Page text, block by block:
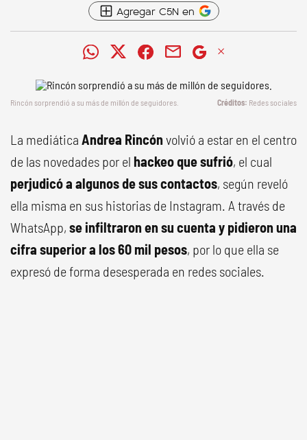
Agregar C5N en
Rincón sorprendió a su más de millón de seguidores. Redes sociales
La mediática Andrea Rincón volvió a estar en el centro
de las novedades por el hackeo que sufrió, el cual
perjudicó a algunos de sus contactos, según reveló
ella misma en sus historias de Instagram. A través de
WhatsApp, se infiltraron en su cuenta y pidieron una
cifra superior a los 60 mil pesos, por lo que ella se
expresó de forma desesperada en redes sociales.